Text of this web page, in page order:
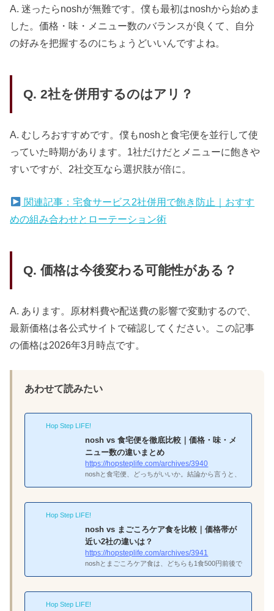
A. 迷ったらnoshが無難です。僕も最初はnoshから始めま
した。価格・味・メニュー数のバランスが良くて、自分
の好みを把握するのにちょうどいいんですよね。
Q. 2社を併用するのはアリ？
A. むしろおすすめです。僕もnoshと食宅便を並行して使
っていた時期があります。1社だけだとメニューに飽きや
すいですが、2社交互なら選択肢が倍に。
関連記事：宅食サービス2社併用で飽き防止｜おすす
めの組み合わせとローテーション術
Q. 価格は今後変わる可能性がある？
A. あります。原材料費や配送費の影響で変動するので、
最新価格は各公式サイトで確認してください。この記事
の価格は2026年3月時点です。
あわせて読みたい
Hop Step LIFE!
nosh vs 食宅便を徹底比較｜価格・味・メ
ニュー数の違いまとめ
https://hopsteplife.com/archives/3940
noshと食宅便、どっちがいいか。結論から言うと、
ら冷凍弁当生活を始めて、その後食宅便にも手を出
した経験があるので、7項目で比較した結果をまと
めた。結論｜おしゃれさならnosh、信頼性なら食宅
便noshはデザイン性の高いパッケージと糖質30g以
下の全メニュー基準が魅力。食宅便は日清医療食品
が運営していて、約160種類のメニューと細やかな
栄養管理が強みだ。サービス1食あたり送料メニュ
ー数特徴食宅便560円〜780円（定期390円）約...
Hop Step LIFE!
nosh vs まごころケア食を比較｜価格帯が
近い2社の違いは？
https://hopsteplife.com/archives/3941
noshとまごころケア食は、どちらも1食500円前後で
まごころケア食はシニアや健康管理向けの安心系。
結論から言うと、おしゃれメニューと選ぶ楽しさな
Hop Step LIFE!